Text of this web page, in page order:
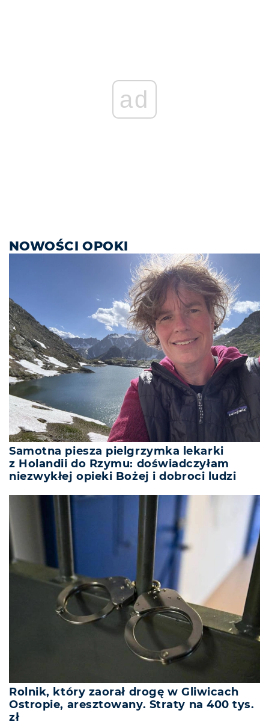
ad
NOWOŚCI OPOKI
Samotna piesza pielgrzymka lekarki
z Holandii do Rzymu: doświadczyłam
niezwykłej opieki Bożej i dobroci ludzi
Rolnik, który zaorał drogę w Gliwicach
Ostropie, aresztowany. Straty na 400 tys.
zł